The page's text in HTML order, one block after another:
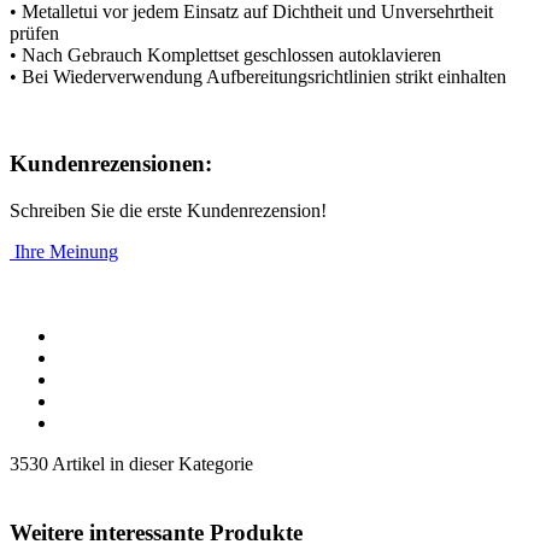
• Metalletui vor jedem Einsatz auf Dichtheit und Unversehrtheit
prüfen
• Nach Gebrauch Komplettset geschlossen autoklavieren
• Bei Wiederverwendung Aufbereitungsrichtlinien strikt einhalten
Kundenrezensionen:
Schreiben Sie die erste Kundenrezension!
Ihre Meinung
3530 Artikel in dieser Kategorie
Weitere interessante Produkte